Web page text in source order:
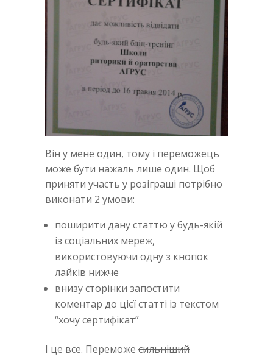
Він у мене один, тому і переможець
може бути нажаль лише один. Щоб
приняти участь у розіграші потрібно
виконати 2 умови:
поширити дану статтю у будь-якій
із соціальних мереж,
використовуючи одну з кнопок
лайків нижче
внизу сторінки запостити
коментар до цієї статті із текстом
“хочу сертифікат”
І це все. Переможе сильніший